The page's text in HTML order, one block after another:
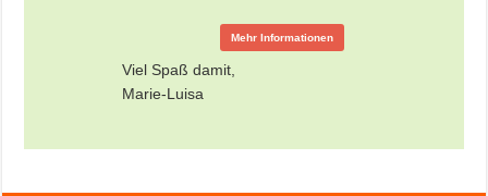
Mehr Informationen
Viel Spaß damit,
Marie-Luisa